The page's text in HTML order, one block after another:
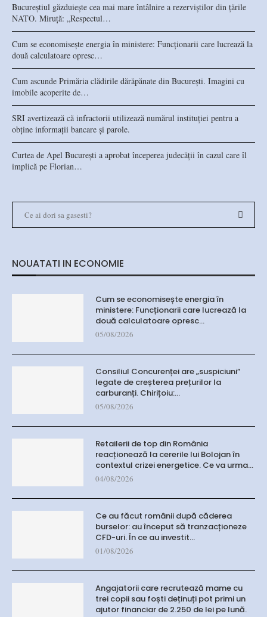
Bucureștiul găzduiește cea mai mare întâlnire a rezerviștilor din țările
NATO. Miruță: „Respectul…
Cum se economisește energia în ministere: Funcționarii care lucrează la
două calculatoare opresc…
Cum ascunde Primăria clădirile dărăpănate din București. Imagini cu
imobile acoperite de…
SRI avertizează că infractorii utilizează numărul instituției pentru a
obține informații bancare și parole.
Curtea de Apel București a aprobat începerea judecății în cazul care îl
implică pe Florian…
NOUATATI IN ECONOMIE
Cum se economisește energia în
ministere: Funcționarii care lucrează la
două calculatoare opresc…
05/08/2026
Consiliul Concurenței are „suspiciuni”
legate de creșterea prețurilor la
carburanți. Chirițoiu:…
05/08/2026
Retailerii de top din România
reacționează la cererile lui Bolojan în
contextul crizei energetice. Ce va urma…
04/08/2026
Ce au făcut românii după căderea
burselor: au început să tranzacționeze
CFD-uri. În ce au investit…
01/08/2026
Angajatorii care recrutează mame cu
trei copii sau foști deținuți pot primi un
ajutor financiar de 2.250 de lei pe lună.